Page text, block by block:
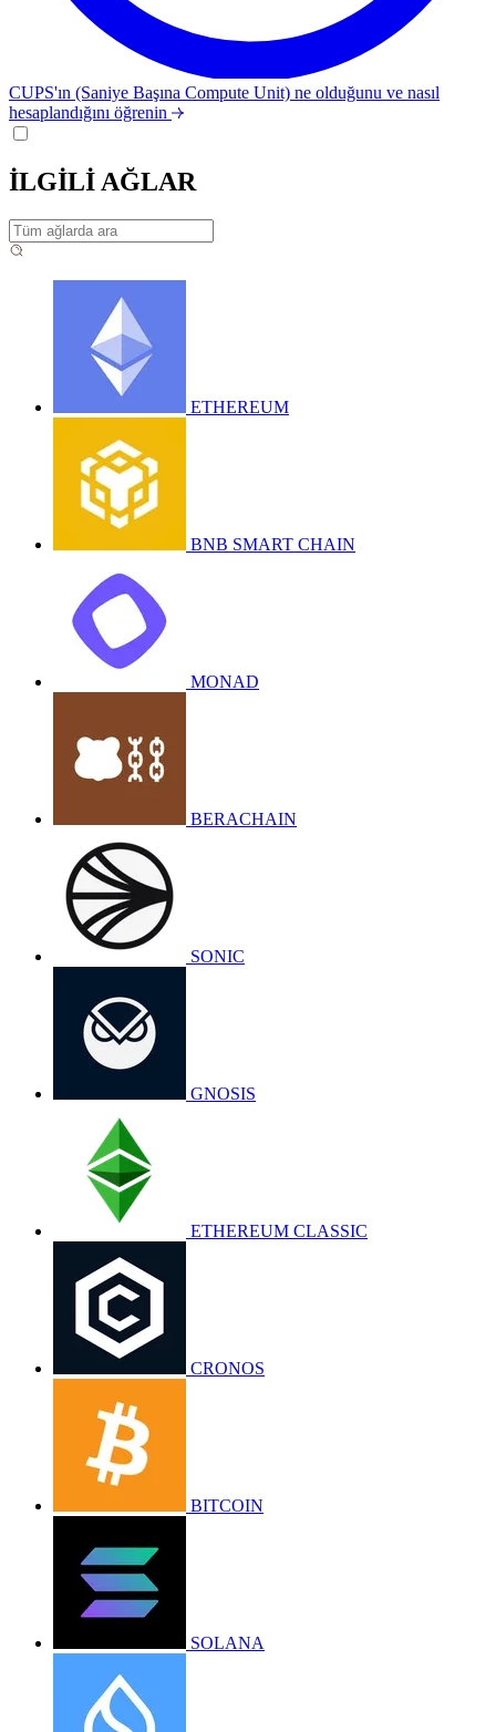
CUPS'ın (Saniye Başına Compute Unit) ne olduğunu ve nasıl
hesaplandığını öğrenin
İLGİLİ AĞLAR
ETHEREUM
BNB SMART CHAIN
MONAD
BERACHAIN
SONIC
GNOSIS
ETHEREUM CLASSIC
CRONOS
BITCOIN
SOLANA